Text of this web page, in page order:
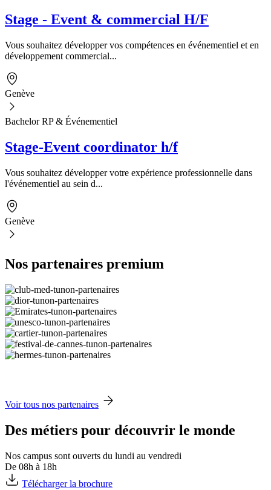
Stage - Event & commercial H/F
Vous souhaitez développer vos compétences en événementiel et en
développement commercial...
Genève
Bachelor RP & Événementiel
Stage-Event coordinator h/f
Vous souhaitez développer votre expérience professionnelle dans
l'événementiel au sein d...
Genève
Nos partenaires premium
Voir tous nos partenaires
Des métiers pour découvrir le monde
Nos campus sont ouverts du lundi au vendredi
De 08h à 18h
Télécharger la brochure